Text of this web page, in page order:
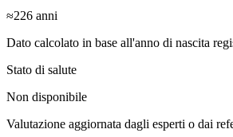
≈226 anni
Dato calcolato in base all'anno di nascita
Stato di salute
Non disponibile
Valutazione aggiornata dagli esperti o dai